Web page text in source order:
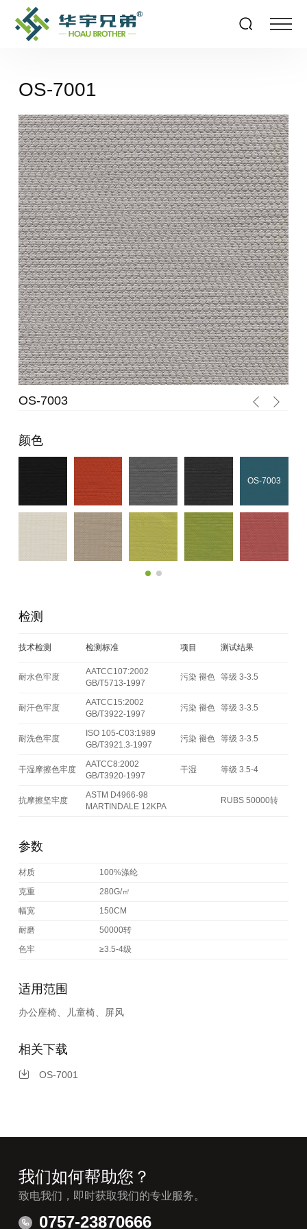
OS-7001
OS-7003
颜色
OS-7003
检测
技术检测 检测标准 项目 测试结果
耐水色牢度
AATCC107:2002
GB/T5713-1997
污染 褪色 等级 3-3.5
耐汗色牢度
AATCC15:2002
GB/T3922-1997
污染 褪色 等级 3-3.5
耐洗色牢度
ISO 105-C03:1989
GB/T3921.3-1997
污染 褪色 等级 3-3.5
干湿摩擦色牢度
AATCC8:2002
GB/T3920-1997
干湿 等级 3.5-4
抗摩擦坚牢度
ASTM D4966-98
MARTINDALE 12KPA
RUBS 50000转
参数
材质
100%涤纶
克重
280G/㎡
幅宽
150CM
耐磨
50000转
色牢
≥3.5-4级
适用范围
办公座椅、儿童椅、屏风
相关下载
OS-7001
我们如何帮助您？
致电我们，即时获取我们的专业服务。
0757-23870666